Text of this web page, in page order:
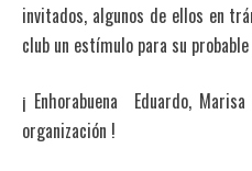
invitados, algunos de ellos en
club un estímulo para su
¡ Enhorabuena Eduardo,
organización !